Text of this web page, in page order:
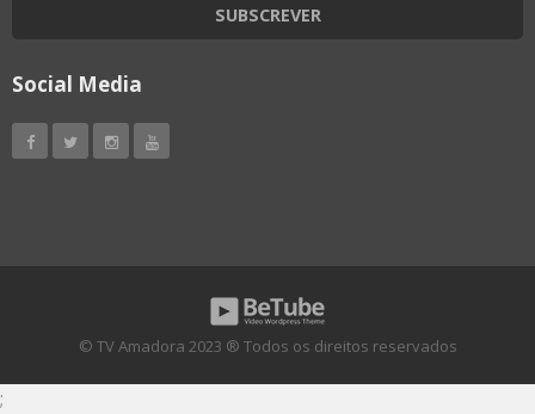
SUBSCREVER
Social Media
© TV Amadora 2023 ® Todos os direitos reservados
;